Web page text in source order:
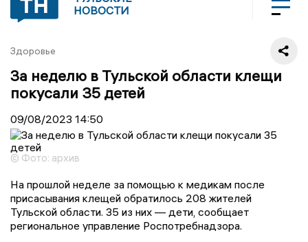
НОВОСТИ
Здоровье
За неделю в Тульской области клещи
покусали 35 детей
09/08/2023 14:50
© Фото: архив
На прошлой неделе за помощью к медикам после
присасывания клещей обратилось 208 жителей
Тульской области. 35 из них — дети, сообщает
региональное управление Роспотребнадзора.